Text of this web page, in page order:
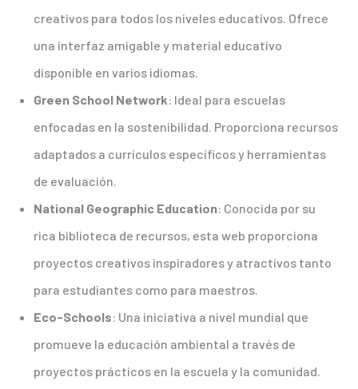
creativos para todos los niveles educativos. Ofrece
una interfaz amigable y material educativo
disponible en varios idiomas.
Green School Network: Ideal para escuelas
enfocadas en la sostenibilidad. Proporciona recursos
adaptados a currículos específicos y herramientas
de evaluación.
National Geographic Education: Conocida por su
rica biblioteca de recursos, esta web proporciona
proyectos creativos inspiradores y atractivos tanto
para estudiantes como para maestros.
Eco-Schools: Una iniciativa a nivel mundial que
promueve la educación ambiental a través de
proyectos prácticos en la escuela y la comunidad.